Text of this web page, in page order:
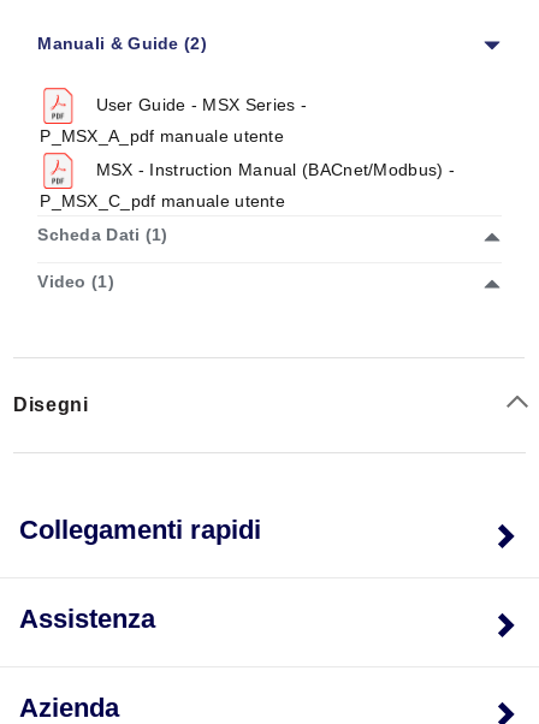
Manuali & Guide (2)
User Guide - MSX Series -
P_MSX_A_pdf manuale utente
MSX - Instruction Manual (BACnet/Modbus) -
P_MSX_C_pdf manuale utente
Scheda Dati (1)
Video (1)
Disegni
Collegamenti rapidi
Assistenza
Azienda